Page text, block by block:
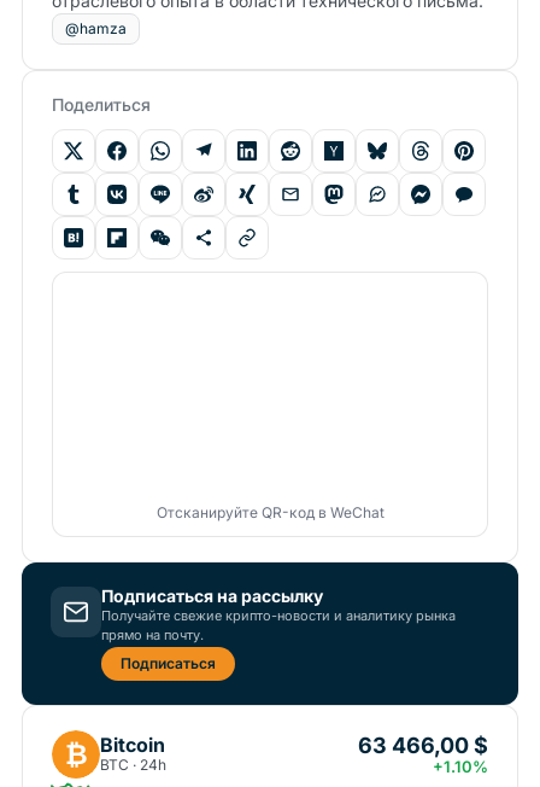
@hamza
Поделиться
Отсканируйте QR-код в WeChat
Подписаться на рассылку
Получайте свежие крипто-новости и аналитику рынка
прямо на почту.
Подписаться
₿ Bitcoin
BTC · 24h
63 466,00 $
+1.10%